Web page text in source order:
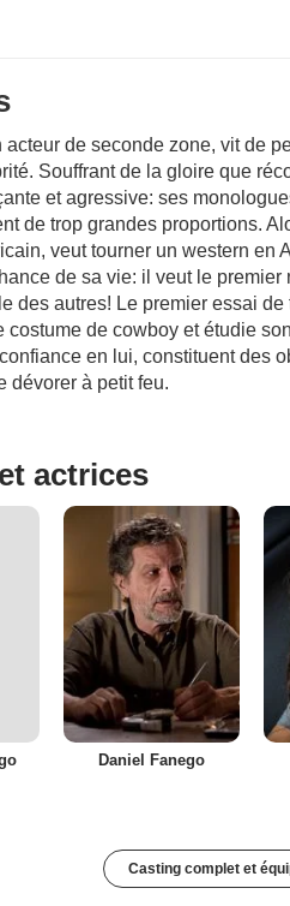
acteur de seconde zone, vit de
Souffrant de la gloire que
et agressive: ses
de trop grandes proportions.
veut tourner un western en
de sa vie: il veut le premier
des autres! Le premier essai
costume de cowboy et étudie
en lui, constituent des
dévorer à petit feu.
actrices
Daniel Fanego
Casting complet et